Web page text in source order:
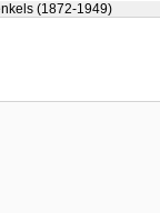
(1872-1949)